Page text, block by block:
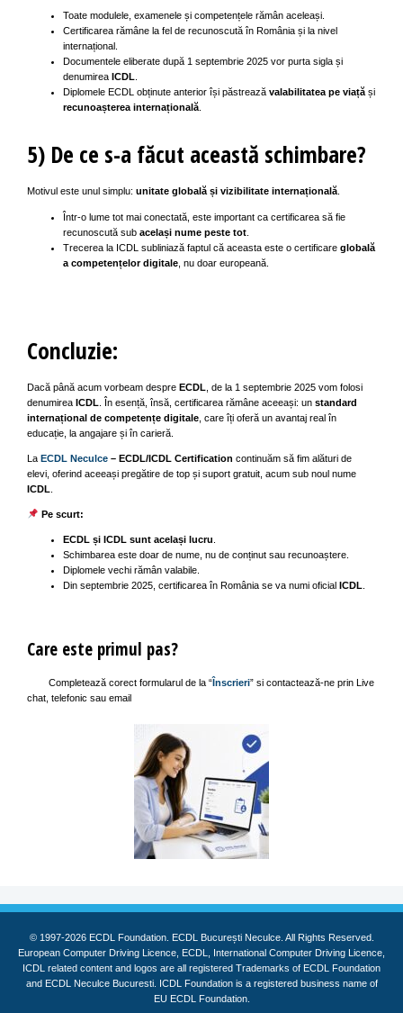
Toate modulele, examenele și competențele rămân aceleași.
Certificarea rămâne la fel de recunoscută în România și la nivel
internațional.
Documentele eliberate după 1 septembrie 2025 vor purta sigla și
denumirea ICDL
Diplomele ECDL obținute anterior își păstrează valabilitatea pe viață și
recunoașterea internațională
5) De ce s-a făcut această schimbare?
Motivul este unul simplu: unitate globală și vizibilitate internațională.
Într-o lume tot mai conectată, este important ca certificarea să fie
recunoscută sub același nume peste tot
Trecerea la ICDL subliniază faptul că aceasta este o certificare globală
a competențelor digitale , nu doar europeană.
Concluzie:
Dacă până acum vorbeam despre ECDL , de la 1 septembrie 2025 vom folosi
denumirea ICDL . În esență, însă, certificarea rămâne aceeași: un standard
internațional de competențe digitale , care îți oferă un avantaj real în
educație, la angajare și în carieră.
La ECDL Neculce – ECDL/ICDL Certification continuăm să fim alături de
elevi, oferind aceeași pregătire de top și suport gratuit, acum sub noul nume
ICDL
Pe scurt:
ECDL și ICDL sunt același lucru.
Schimbarea este doar de nume, nu de conținut sau recunoaștere.
Diplomele vechi rămân valabile.
Din septembrie 2025, certificarea în România se va numi oficial
ICDL.
Care este primul pas?
Completează corect formularul de la “Înscrieri” si contactează-ne prin Live
chat, telefonic sau email
© 1997-2026 ECDL Foundation. ECDL București Neculce. All Rights Reserved.
European Computer Driving Licence, ECDL, International Computer Driving Licence,
ICDL related content and logos are all registered Trademarks of ECDL Foundation
and ECDL Neculce Bucuresti. ICDL Foundation is a registered business name of
EU ECDL Foundation.